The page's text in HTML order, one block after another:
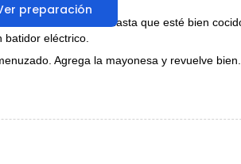
preparación
15 minutos o hasta que esté bien
batidor eléctrico.
Agrega la mayonesa y revuelve bien.